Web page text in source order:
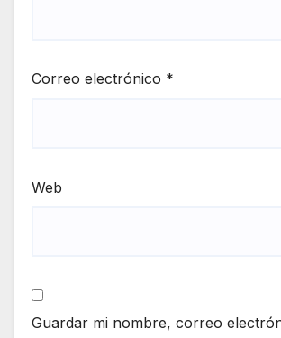
Correo electrónico *
Web
Guardar mi nombre, correo